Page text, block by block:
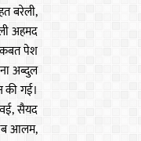
बरेली,
अहमद
पेश
अब्दुल
की गई।
सैयद
आलम,